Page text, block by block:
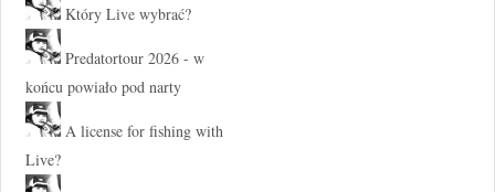
Który Live wybrać?
Predatortour 2026 - w
końcu powiało pod narty
A license for fishing with
Live?